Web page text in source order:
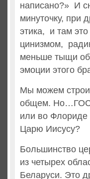
написано?» И
минуточку, при
этика, и там
цинизмом,
меньше тыщи
эмоции этого
Мы можем
общем.
или во Флориде
Царю Иисусу?
Большинство
из четырех
Беларуси. Это